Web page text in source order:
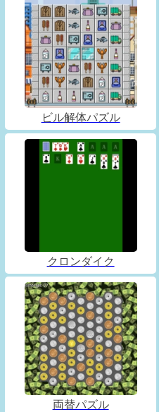
ビル解体パズル
クロンダイク
両替パズル